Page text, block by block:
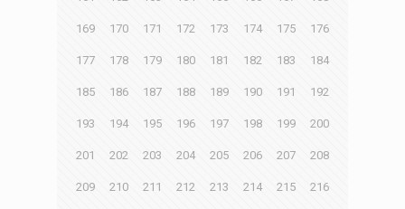
169 170 171 172 173 174 175 176
177 178 179 180 181 182 183 184
185 186 187 188 189 190 191 192
193 194 195 196 197 198 199 200
201 202 203 204 205 206 207 208
209 210 211 212 213 214 215 216